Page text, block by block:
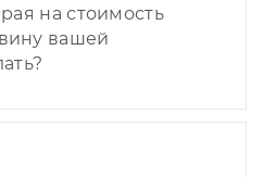
на стоимость
вашей